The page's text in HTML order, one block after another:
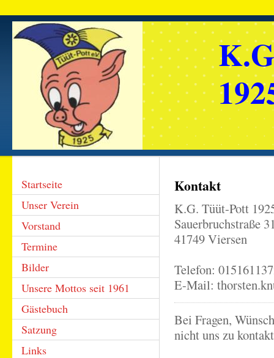
Startseite
Unser Verein
Vorstand
Termine
Bilder
Unsere Mottos seit 1961
Gästebuch
Satzung
Links
Kontakt
K.G. Tüüt-Pott
Sauerbruchstraße
41749 Viersen
Telefon:
E-Mail:
Bei Fragen,
nicht uns zu